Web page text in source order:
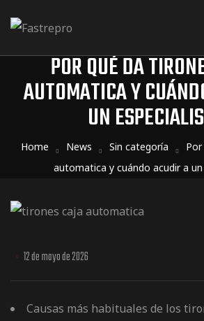
POR QUÉ DA
AUTOMATICA Y
UN
Home News Sin categoría
automatica y cuándo acudir a
12 de mayo de 2026
Causas más habituales de los